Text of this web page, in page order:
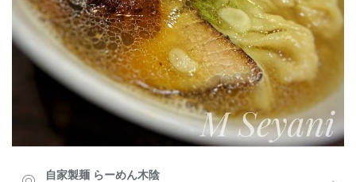
自家製麺 らーめん木陰